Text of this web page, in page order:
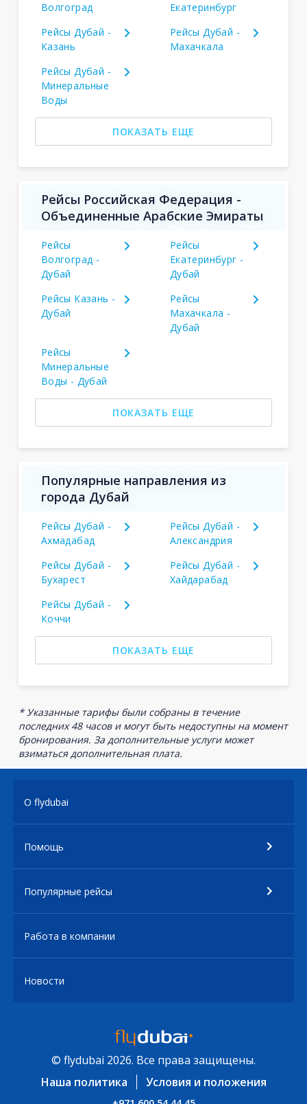
Волгоград
Екатеринбург
Рейсы Дубай -
Казань
Рейсы Дубай -
Махачкала
Рейсы Дубай -
Минеральные
Воды
ПОКАЗАТЬ ЕЩЕ
Рейсы Российская Федерация -
Объединенные Арабские Эмираты
Рейсы
Волгоград -
Дубай
Рейсы
Екатеринбург -
Дубай
Рейсы Казань -
Дубай
Рейсы
Махачкала -
Дубай
Рейсы
Минеральные
Воды - Дубай
ПОКАЗАТЬ ЕЩЕ
Популярные направления из
города Дубай
Рейсы Дубай -
Ахмадабад
Рейсы Дубай -
Александрия
Рейсы Дубай -
Бухарест
Рейсы Дубай -
Хайдарабад
Рейсы Дубай -
Коччи
ПОКАЗАТЬ ЕЩЕ
* Указанные тарифы были собраны в течение
последних 48 часов и могут быть недоступны на момент
бронирования. За дополнительные услуги может
взиматься дополнительная плата.
О flydubai
Помощь
Популярные рейсы
Работа в компании
Новости
© flydubai 2026. Все права защищены.
Наша политика
Условия и положения